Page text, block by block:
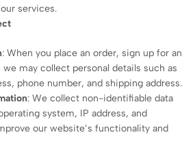
services.
: When you place an order, sign up for an
may collect personal details such as
phone number, and shipping address.
: We collect non-identifiable data
system, IP address, and
our website’s functionality and